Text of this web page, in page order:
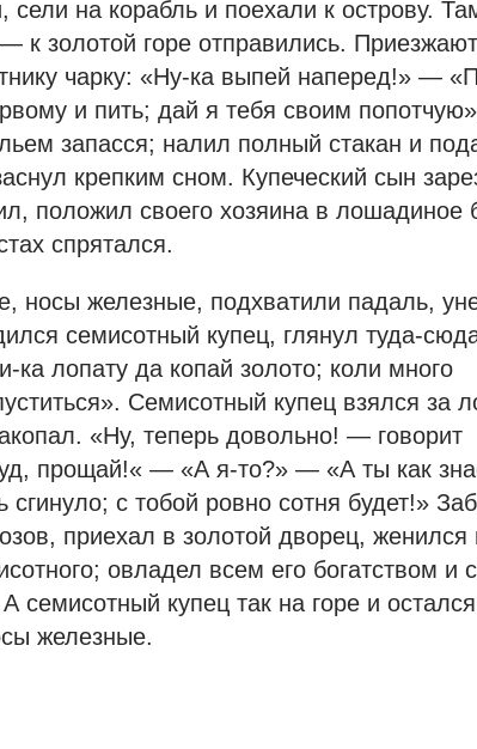
сели на корабль и поехали к острову.
к золотой горе отправились.
чарку: «Ну-ка выпей наперед!» —
и пить; дай я тебя своим
запасся; налил полный стакан и
крепким сном. Купеческий сын
положил своего хозяина в лошадиное
спрятался.
носы железные, подхватили падаль,
семисотный купец, глянул туда-
лопату да копай золото; коли много
Семисотный купец взялся за
«Ну, теперь довольно! — говорит
прощай!« — «А я-то?» — «А ты как
с тобой ровно сотня будет!»
приехал в золотой дворец, женился
овладел всем его богатством и
семисотный купец так на горе и
железные.